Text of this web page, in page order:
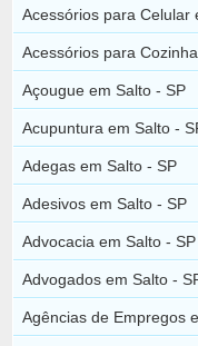
Acessórios para Celular
Acessórios para
Açougue em Salto - SP
Acupuntura em Salto -
Adegas em Salto - SP
Adesivos em Salto - SP
Advocacia em Salto - SP
Advogados em Salto -
Agências de Empregos